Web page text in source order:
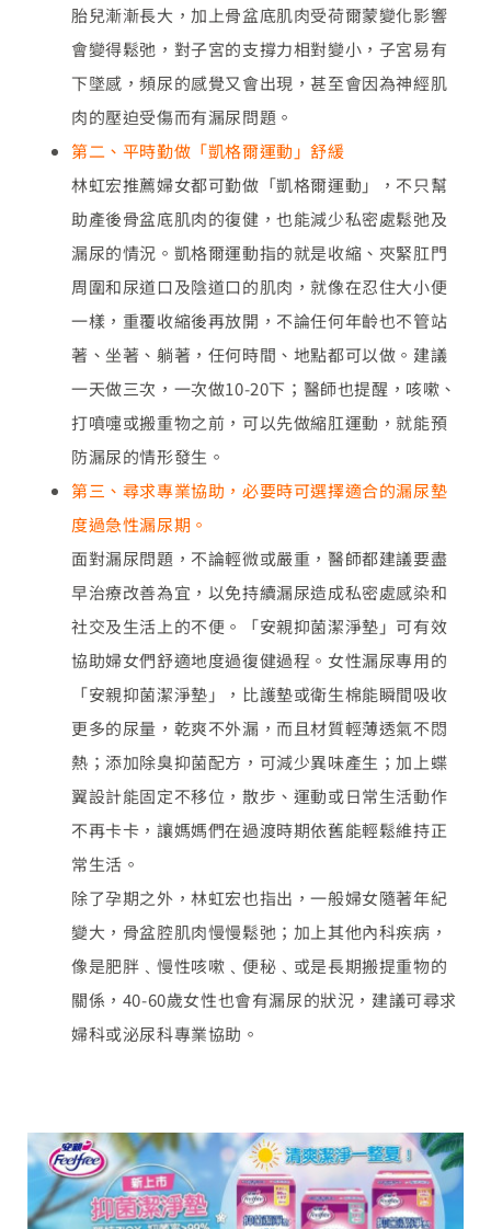
胎兒漸漸長大，加上骨盆底肌肉受荷爾蒙變化影響
會變得鬆弛，對子宮的支撐力相對變小，子宮易有
下墜感，頻尿的感覺又會出現，甚至會因為神經肌
肉的壓迫受傷而有漏尿問題。
第二、平時勤做「凱格爾運動」舒緩
林虹宏推薦婦女都可勤做「凱格爾運動」，不只幫
助產後骨盆底肌肉的復健，也能減少私密處鬆弛及
漏尿的情況。凱格爾運動指的就是收縮、夾緊肛門
周圍和尿道口及陰道口的肌肉，就像在忍住大小便
一樣，重覆收縮後再放開，不論任何年齡也不管站
著、坐著、躺著，任何時間、地點都可以做。建議
一天做三次，一次做10-20下；醫師也提醒，咳嗽、
打噴嚏或搬重物之前，可以先做縮肛運動，就能預
防漏尿的情形發生。
第三、尋求專業協助，必要時可選擇適合的漏尿墊
度過急性漏尿期。
面對漏尿問題，不論輕微或嚴重，醫師都建議要盡
早治療改善為宜，以免持續漏尿造成私密處感染和
社交及生活上的不便。「安親抑菌潔淨墊」可有效
協助婦女們舒適地度過復健過程。女性漏尿專用的
「安親抑菌潔淨墊」，比護墊或衛生棉能瞬間吸收
更多的尿量，乾爽不外漏，而且材質輕薄透氣不悶
熱；添加除臭抑菌配方，可減少異味產生；加上蝶
翼設計能固定不移位，散步、運動或日常生活動作
不再卡卡，讓媽媽們在過渡時期依舊能輕鬆維持正
常生活。
除了孕期之外，林虹宏也指出，一般婦女隨著年紀
變大，骨盆腔肌肉慢慢鬆弛；加上其他內科疾病，
像是肥胖﹑慢性咳嗽﹑便秘﹑或是長期搬提重物的
關係，40-60歲女性也會有漏尿的狀況，建議可尋求
婦科或泌尿科專業協助。